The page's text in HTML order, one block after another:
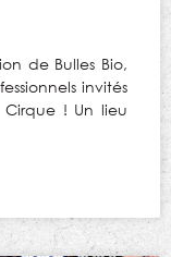
de Bulles Bio,
invités
! Un lieu